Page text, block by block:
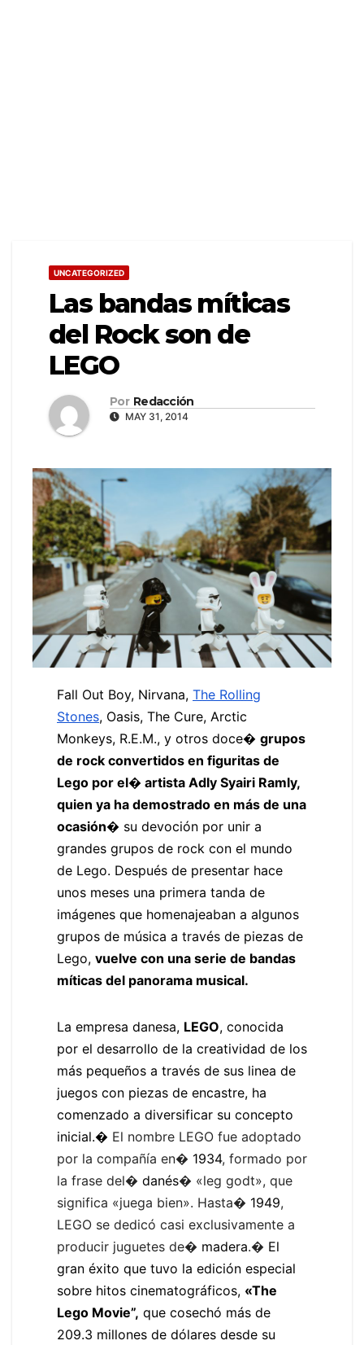
UNCATEGORIZED
Las bandas míticas
del Rock son de
LEGO
Por Redacción
MAY 31, 2014
Fall Out Boy, Nirvana, The Rolling
Stones, Oasis, The Cure, Arctic
Monkeys, R.E.M., y otros doce� grupos
de rock convertidos en figuritas de
Lego por el� artista Adly Syairi Ramly,
quien ya ha demostrado en más de una
ocasión� su devoción por unir a
grandes grupos de rock con el mundo
de Lego. Después de presentar hace
unos meses una primera tanda de
imágenes que homenajeaban a algunos
grupos de música a través de piezas de
Lego, vuelve con una serie de bandas
míticas del panorama musical.
La empresa danesa, LEGO, conocida
por el desarrollo de la creatividad de los
más pequeños a través de sus linea de
juegos con piezas de encastre, ha
comenzado a diversificar su concepto
inicial.� El nombre LEGO fue adoptado
por la compañía en� 1934, formado por
la frase del� danés� «leg godt», que
significa «juega bien». Hasta� 1949,
LEGO se dedicó casi exclusivamente a
producir juguetes de� madera.� El
gran éxito que tuvo la edición especial
sobre hitos cinematográficos, «The
Lego Movie”, que cosechó más de
209.3 millones de dólares desde su